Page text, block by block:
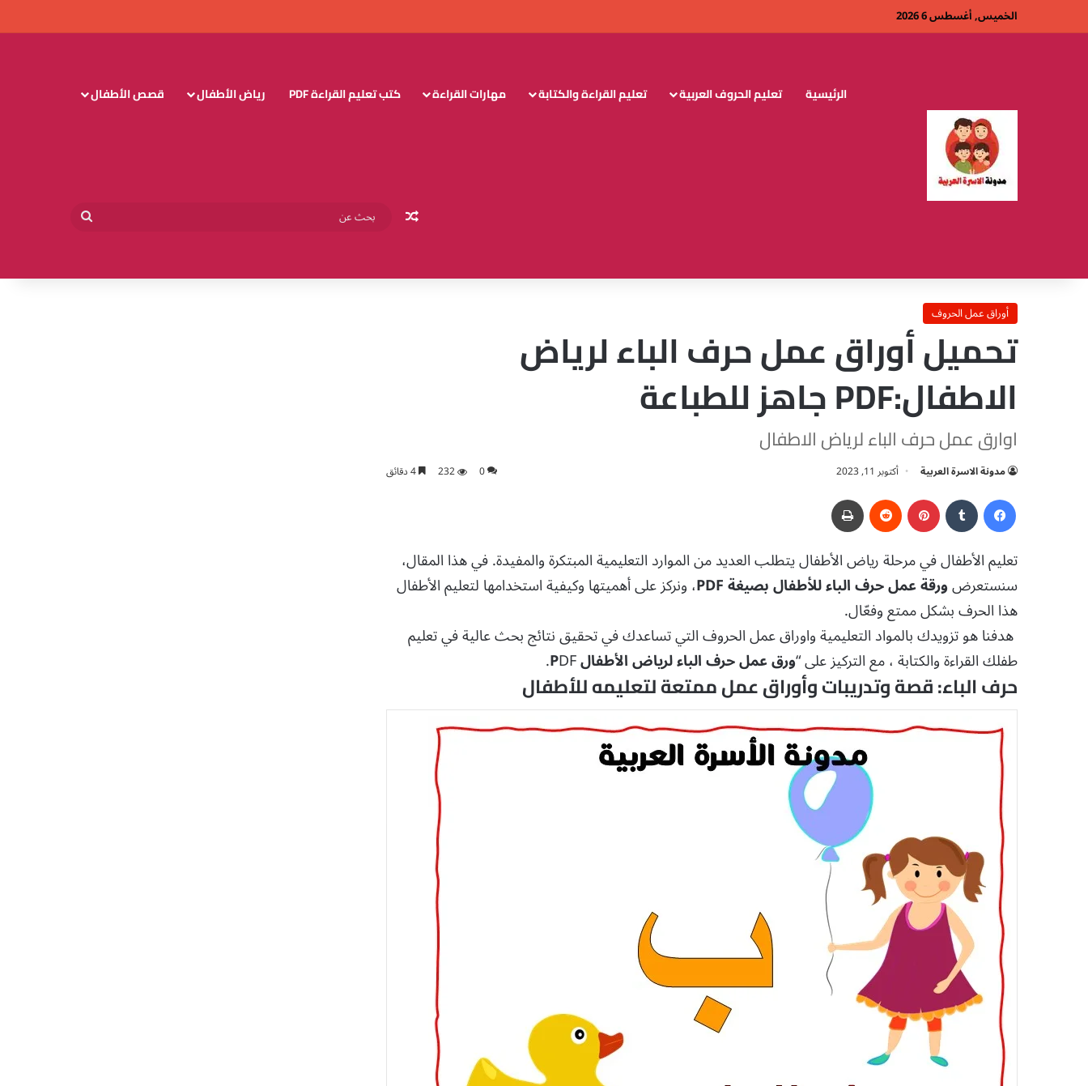
الخميس, أغسطس 6 2026
الرئيسية تعليم الحروف العربية تعليم القراءة والكتابة مهارات القراءة كتب تعليم القراءة PDF رياض الأطفال قصص الأطفال
مقال عشوائي
أوراق عمل الحروف
تحميل أوراق عمل حرف الباء لرياض
الاطفال:PDF جاهز للطباعة
اوارق عمل حرف الباء لرياض الاطفال
مدونة الاسرة العربية أكتوبر 11, 2023 0
232
بينتيريست
تعليم الأطفال في مرحلة رياض الأطفال يتطلب العديد من الموارد التعليمية المبتكرة والمفيدة. في هذا المقال،
سنستعرضورقة عمل حرف الباء للأطفال بصيغة PDF
، ونركز على أهميتها وكيفية استخدامها لتعليم الأطفال
هذا الحرف بشكل ممتع وفعّال.
هدفنا هو تزويدك بالمواد التعليمية واوراق عمل الحروف التي تساعدك في تحقيق نتائج بحث عالية في تعليم
طفلك القراءة والكتابة ، مع التركيز على “ورق عمل حرف الباء لرياض الأطفال PDF.
حرف الباء: قصة وتدريبات وأوراق عمل ممتعة لتعليمه للأطفال